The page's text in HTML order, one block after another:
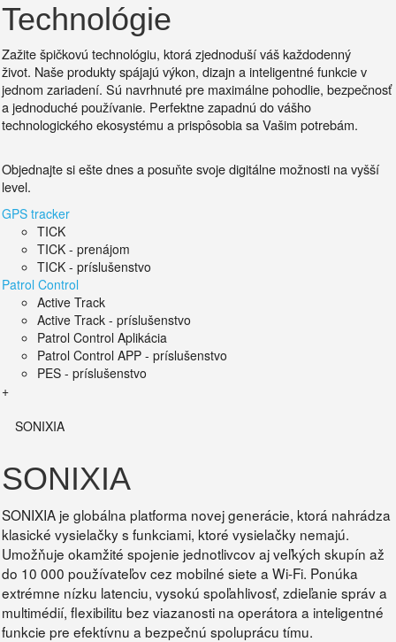
Technológie
Zažite špičkovú technológiu, ktorá zjednoduší váš každodenný
život. Naše produkty spájajú výkon, dizajn a inteligentné funkcie v
jednom zariadení. Sú navrhnuté pre maximálne pohodlie, bezpečnosť
a jednoduché používanie. Perfektne zapadnú do vášho
technologického ekosystému a prispôsobia sa Vašim potrebám.
Objednajte si ešte dnes a posuňte svoje digitálne možnosti na vyšší
level.
GPS tracker
TICK
TICK - prenájom
TICK - príslušenstvo
Patrol Control
Active Track
Active Track - príslušenstvo
Patrol Control Aplikácia
Patrol Control APP - príslušenstvo
PES - príslušenstvo
+
SONIXIA
SONIXIA
SONIXIA je globálna platforma novej generácie, ktorá nahrádza
klasické vysielačky s funkciami, ktoré vysielačky nemajú.
Umožňuje okamžité spojenie jednotlivcov aj veľkých skupín až
do 10 000 používateľov cez mobilné siete a Wi-Fi. Ponúka
extrémne nízku latenciu, vysokú spoľahlivosť, zdieľanie správ a
multimédií, flexibilitu bez viazanosti na operátora a inteligentné
funkcie pre efektívnu a bezpečnú spoluprácu tímu.